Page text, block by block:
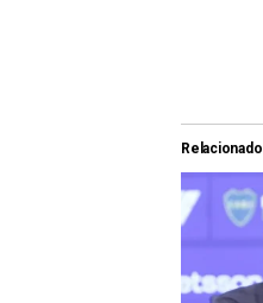
Relacionado